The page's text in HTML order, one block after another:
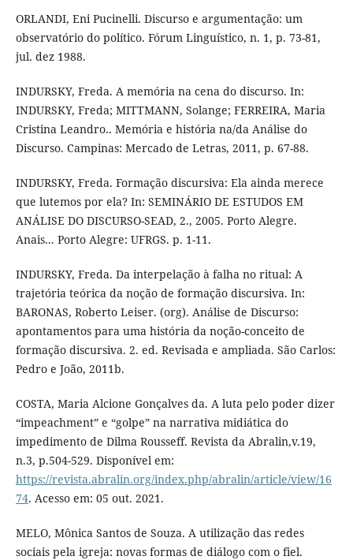
ORLANDI, Eni Pucinelli. Discurso e argumentação: um
observatório do político. Fórum Linguístico, n. 1, p. 73-81,
jul. dez 1988.
INDURSKY, Freda. A memória na cena do discurso. In:
INDURSKY, Freda; MITTMANN, Solange; FERREIRA, Maria
Cristina Leandro.. Memória e história na/da Análise do
Discurso. Campinas: Mercado de Letras, 2011, p. 67-88.
INDURSKY, Freda. Formação discursiva: Ela ainda merece
que lutemos por ela? In: SEMINÁRIO DE ESTUDOS EM
ANÁLISE DO DISCURSO-SEAD, 2., 2005. Porto Alegre.
Anais... Porto Alegre: UFRGS. p. 1-11.
INDURSKY, Freda. Da interpelação à falha no ritual: A
trajetória teórica da noção de formação discursiva. In:
BARONAS, Roberto Leiser. (org). Análise de Discurso:
apontamentos para uma história da noção-conceito de
formação discursiva. 2. ed. Revisada e ampliada. São Carlos:
Pedro e João, 2011b.
COSTA, Maria Alcione Gonçalves da. A luta pelo poder dizer
“impeachment” e “golpe” na narrativa midiática do
impedimento de Dilma Rousseff. Revista da Abralin,v.19,
n.3, p.504-529. Disponível em:
https://revista.abralin.org/index.php/abralin/article/view/16
74. Acesso em: 05 out. 2021.
MELO, Mônica Santos de Souza. A utilização das redes
sociais pela igreja: novas formas de diálogo com o fiel.